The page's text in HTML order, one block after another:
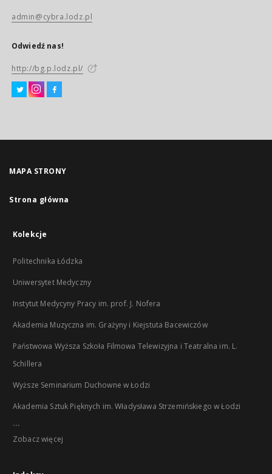
admin@cybra.lodz.pl
Odwiedź nas!
http://bg.p.lodz.pl/
MAPA STRONY
Strona główna
Kolekcje
Politechnika Łódzka
Uniwersytet Medyczny
Instytut Medycyny Pracy im. prof. J. Nofera
Akademia Muzyczna im. Grażyny i Kiejstuta Bacewiczów
Państwowa Wyższa Szkoła Filmowa Telewizyjna i Teatralna im. L.
Schillera
Wyższe Seminarium Duchowne w Łodzi
Akademia Sztuk Pięknych im. Władysława Strzemińskiego w Łodzi
...
Zobacz więcej